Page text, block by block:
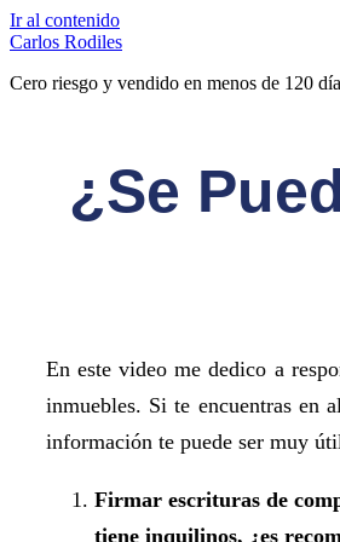
Ir al contenido
Carlos Rodiles
Cero riesgo y vendido en menos de 120
¿Se
En este video me dedico a
inmuebles. Si te encuentras en
información te puede ser muy
Firmar escrituras de
tiene inquilinos, ¿es